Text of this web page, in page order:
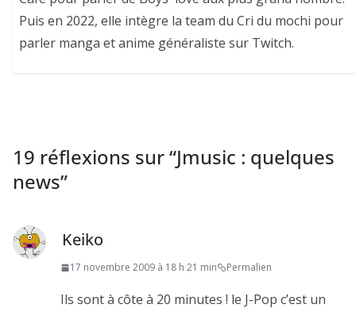
Puis en 2022, elle intègre la team du Cri du mochi pour
parler manga et anime généraliste sur Twitch.
19 réflexions sur “Jmusic : quelques
news”
Keiko
17 novembre 2009 à 18 h 21 min Permalien
Ils sont à côte à 20 minutes ! le J-Pop c’est un